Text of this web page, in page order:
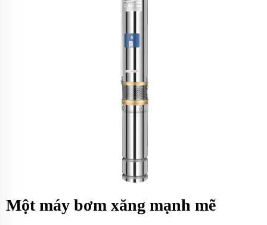
Một máy bơm xăng mạnh mẽ